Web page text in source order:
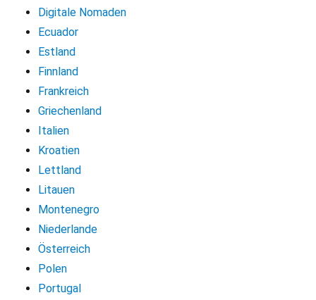
Digitale Nomaden
Ecuador
Estland
Finnland
Frankreich
Griechenland
Italien
Kroatien
Lettland
Litauen
Montenegro
Niederlande
Österreich
Polen
Portugal